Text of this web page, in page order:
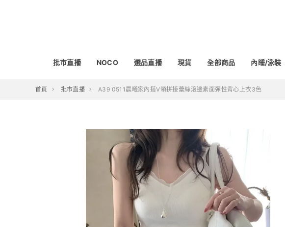
批市直播 NOCO 選品直播 現貨 全部商品 內睡/泳裝
首頁 批市直播 A39 0511晨曦家內搭V領拼接蕾絲滾邊素面彈性背心上衣3色